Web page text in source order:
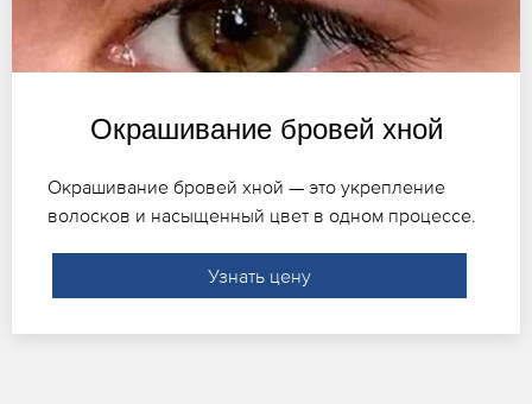
Окрашивание бровей хной
Окрашивание бровей хной — это укрепление
волосков и насыщенный цвет в одном процессе.
Узнать цену